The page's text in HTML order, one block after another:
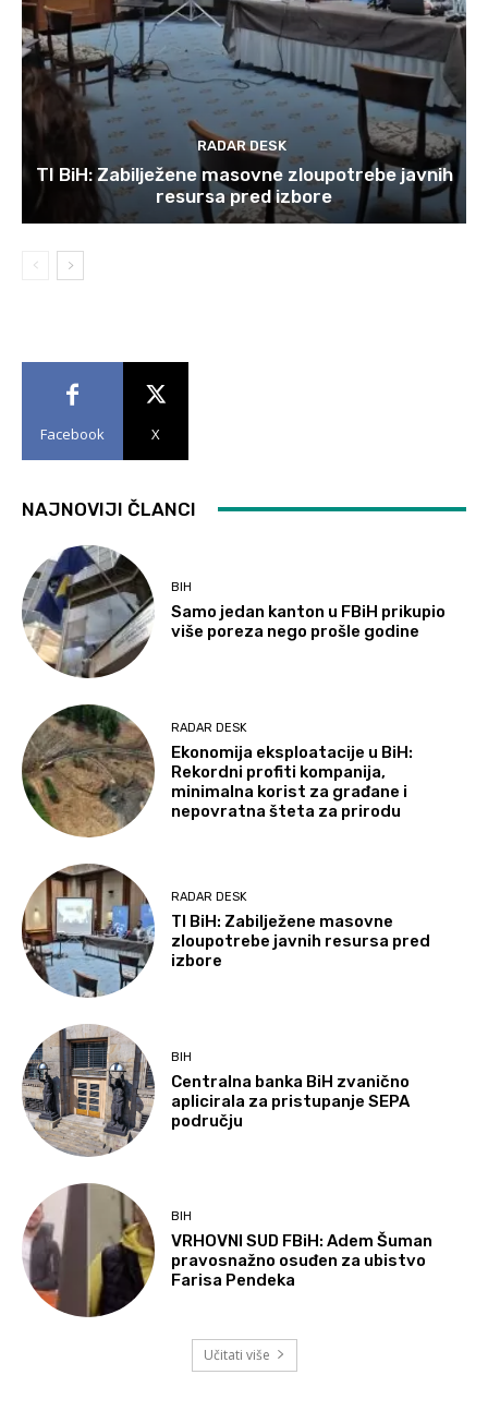
RADAR DESK
TI BiH: Zabilježene masovne zloupotrebe javnih
resursa pred izbore
Facebook X
NAJNOVIJI ČLANCI
BIH
Samo jedan kanton u FBiH prikupio
više poreza nego prošle godine
RADAR DESK
Ekonomija eksploatacije u BiH:
Rekordni profiti kompanija,
minimalna korist za građane i
nepovratna šteta za prirodu
RADAR DESK
TI BiH: Zabilježene masovne
zloupotrebe javnih resursa pred
izbore
BIH
Centralna banka BiH zvanično
aplicirala za pristupanje SEPA
području
BIH
VRHOVNI SUD FBiH: Adem Šuman
pravosnažno osuđen za ubistvo
Farisa Pendeka
Učitati više